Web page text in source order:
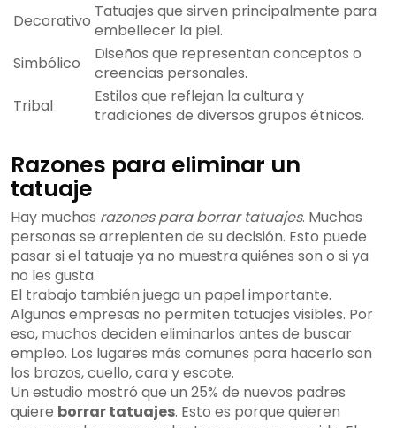
Decorativo Tatuajes que sirven principalmente para
embellecer la piel.
Simbólico
Diseños que representan conceptos o
creencias personales.
Tribal
Estilos que reflejan la cultura y
tradiciones de diversos grupos étnicos.
Razones para eliminar un
tatuaje
Hay muchas razones para borrar tatuajes. Muchas
personas se arrepienten de su decisión. Esto puede
pasar si el tatuaje ya no muestra quiénes son o si ya
no les gusta.
El trabajo también juega un papel importante.
Algunas empresas no permiten tatuajes visibles. Por
eso, muchos deciden eliminarlos antes de buscar
empleo. Los lugares más comunes para hacerlo son
los brazos, cuello, cara y escote.
Un estudio mostró que un 25% de nuevos padres
quiere borrar tatuajes. Esto es porque quieren